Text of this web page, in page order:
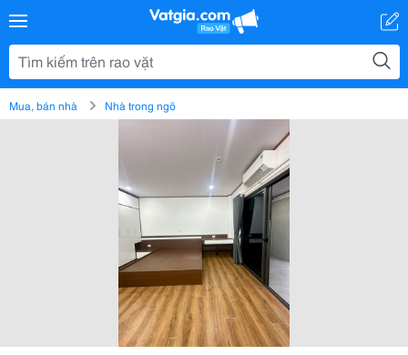
Mua, bán nhà Nhà trong ngõ